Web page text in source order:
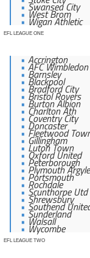
Swansea City
West Brom
Wigan Athletic
EFL LEAGUE ONE
Accrington
AFC Wimbledon
Barnsley
Blackpool
Bradford City
Bristol Rovers
Burton Albion
Charlton Ath
Coventry City
Doncaster
Fleetwood
Gillingham
Luton Town
Oxford United
Peterborough
Plymouth Argyle
Portsmouth
Rochdale
Scunthorpe Utd
Shrewsbury
Southend
Sunderland
Walsall
Wycombe
EFL LEAGUE TWO